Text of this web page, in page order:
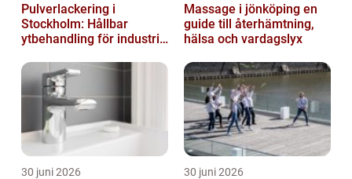
Pulverlackering i
Stockholm: Hållbar
ytbehandling för industri
Massage i jönköping en
guide till återhämtning,
hälsa och vardagslyx
30 juni 2026 30 juni 2026